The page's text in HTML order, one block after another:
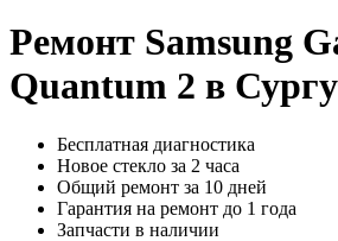
Ремонт Samsung
Quantum 2 в
Бесплатная диагностика
Новое стекло за 2 часа
Общий ремонт за 10 дней
Гарантия на ремонт до 1 года
Запчасти в наличии